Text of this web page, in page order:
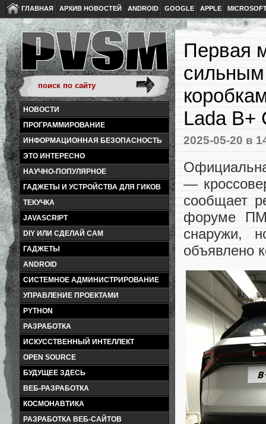
ГЛАВНАЯ АРХИВ НОВОСТЕЙ ANDROID GOOGLE APPLE
НОВОСТИ
ПРОГРАММИРОВАНИЕ
ИНФОРМАЦИОННАЯ БЕЗОПАСНОСТЬ
ЭТО ИНТЕРЕСНО
НАУЧНО-ПОПУЛЯРНОЕ
ГАДЖЕТЫ И УСТРОЙСТВА ДЛЯ ГИКОВ
ТЕКУЧКА
JAVASCRIPT
DIY ИЛИ СДЕЛАЙ САМ
ГАДЖЕТЫ
ANDROID
СИСТЕМНОЕ АДМИНИСТРИРОВАНИЕ
УПРАВЛЕНИЕ ПРОЕКТАМИ
PYTHON
РАЗРАБОТКА
ИСКУССТВЕННЫЙ ИНТЕЛЛЕКТ
OPEN SOURCE
БУДУЩЕЕ ЗДЕСЬ
ВЕБ-РАЗРАБОТКА
КОСМОНАВТИКА
РАЗРАБОТКА ВЕБ-САЙТОВ
Первая
сильным
Lada B+
2025-05-20 в
—
сообщает
форуме
снаружи,
объявлено